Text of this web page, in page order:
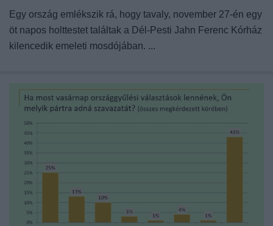
Egy ország emlékszik rá, hogy tavaly, november 27-én egy
öt napos holttestet találtak a Dél-Pesti Jahn Ferenc Kórház
kilencedik emeleti mosdójában. ...